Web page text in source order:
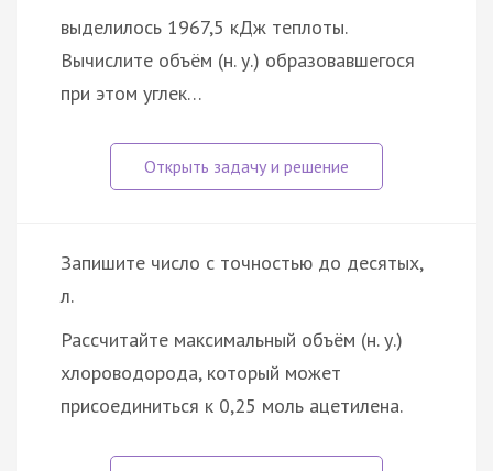
выделилось 1967,5 кДж теплоты.
Вычислите объём (н. у.) образовавшегося
при этом углек…
Запишите число с точностью до десятых,
л.
Рассчитайте максимальный объём (н. у.)
хлороводорода, который может
присоединиться к 0,25 моль ацетилена.